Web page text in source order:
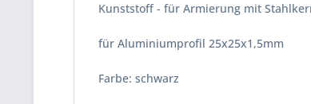
Kunststoff - für Armierung mit
für Aluminiumprofil 25x25x1,5mm
Farbe: schwarz